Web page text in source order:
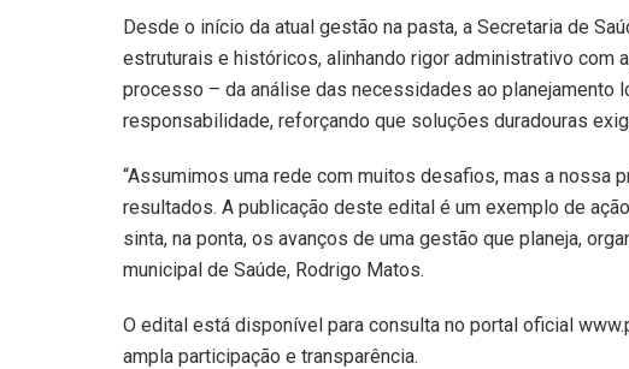
Desde o início da atual gestão na pasta, a Secretaria de
estruturais e históricos, alinhando rigor administrativo com
processo – da análise das necessidades ao planejamento
responsabilidade, reforçando que soluções duradouras
“Assumimos uma rede com muitos desafios, mas a nossa
resultados. A publicação deste edital é um exemplo de
sinta, na ponta, os avanços de uma gestão que planeja,
municipal de Saúde, Rodrigo Matos.
O edital está disponível para consulta no portal oficial
ampla participação e transparência.